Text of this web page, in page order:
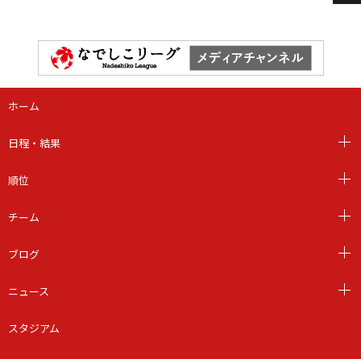
ホーム
日程・結果
順位
チーム
ブログ
ニュース
スタジアム